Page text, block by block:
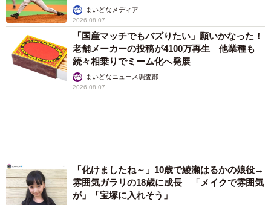
か」まいどなメディア
2026.08.07
「国産マッチでもバズりたい」願いかなった！
老舗メーカーの投稿が4100万再生 他業種も
続々相乗りでミーム化へ発展
まいどなニュース調査部
2026.08.07
「化けましたね～」10歳で綾瀬はるかの娘役→
雰囲気ガラリの18歳に成長 「メイクで雰囲気
が」「宝塚に入れそう」